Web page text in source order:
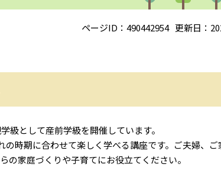
ページID：490442954 更新日：
級として産前学級を開催しています。
時期に合わせて楽しく学べる講座です。ご夫婦、
家庭づくりや子育てにお役立てください。